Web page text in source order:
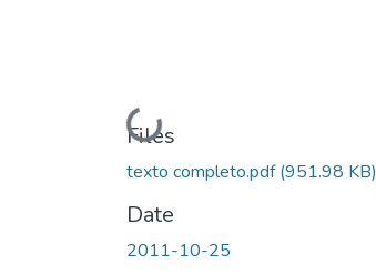
Loading...
Files
texto completo.pdf(951.98 KB)
Date
2011-10-25